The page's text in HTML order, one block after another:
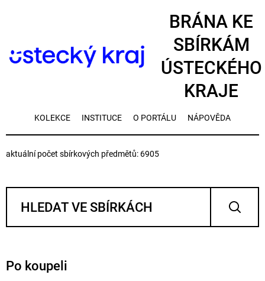
BRÁNA KE
SBÍRKÁM
ÚSTECKÉHO
KRAJE
KOLEKCE INSTITUCE O PORTÁLU NÁPOVĚDA
aktuální počet sbírkových předmětů: 6905
Po koupeli